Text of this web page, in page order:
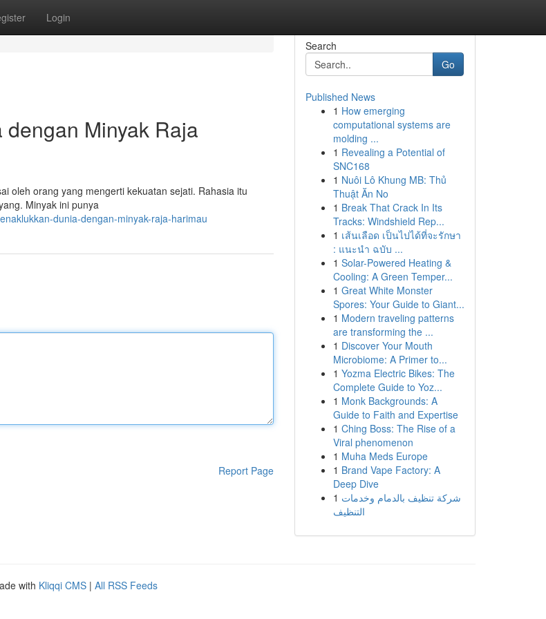
Login
Minyak Raja
oleh orang yang mengerti kekuatan sejati. Rahasia itu
Minyak ini punya
dunia-dengan-minyak-raja-harimau
Report Page
Search
Go
Published News
1 How emerging
computational systems are
molding ...
1 Revealing a Potential of
SNC168
1 Nuôi Lô Khung MB: Thủ
Thuật Ăn No
1 Break That Crack In Its
Tracks: Windshield Rep...
1 เส้นเลือด เป็นไปได้ที่จะรักษา
: แนะนำ ฉบับ ...
1 Solar-Powered Heating &
Cooling: A Green Temper...
1 Great White Monster
Spores: Your Guide to Giant...
1 Modern traveling patterns
are transforming the ...
1 Discover Your Mouth
Microbiome: A Primer to...
1 Yozma Electric Bikes: The
Complete Guide to Yoz...
1 Monk Backgrounds: A
Guide to Faith and Expertise
1 Ching Boss: The Rise of a
Viral phenomenon
1 Muha Meds Europe
1 Brand Vape Factory: A
Deep Dive
1 شركة تنظيف بالدمام وخدمات
التنظيف
with Kliqqi CMS | All RSS Feeds